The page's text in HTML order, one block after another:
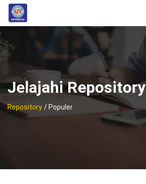
Jelajahi Repository
Repository / Populer